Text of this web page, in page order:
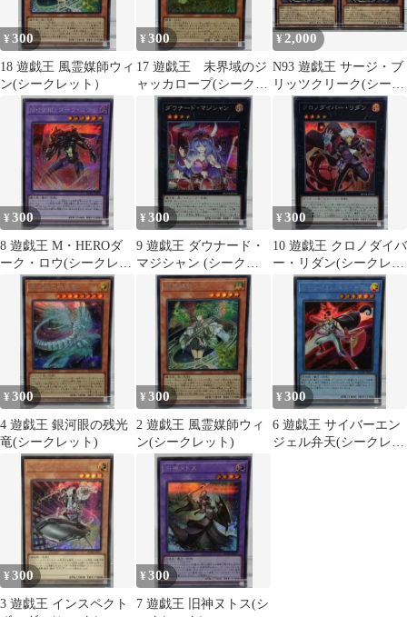
¥300
18 遊戯王 風霊媒師ウィ
ン(シークレット）
¥300
17 遊戯王 未界域のジ
ャッカロープ(シークレ
ット）
¥ 2,000
N93 遊戯王 サージ・ブ
リッツクリーク(シーク
レット)×2
¥300
8 遊戯王 M・HEROダ
ーク・ロウ(シークレッ
¥300
9 遊戯王 ダウナード・
マジシャン (シークレ
ット)
¥300
10 遊戯王 クロノダイバ
ー・リダン(シークレッ
¥300
4 遊戯王 銀河眼の残光
竜(シークレット)
¥300
2 遊戯王 風霊媒師ウィ
ン(シークレット)
¥300
6 遊戯王 サイバーエン
ジェル弁天(シークレッ
¥300
3 遊戯王 インスペクト
¥300
7 遊戯王 旧神ヌトス(シ